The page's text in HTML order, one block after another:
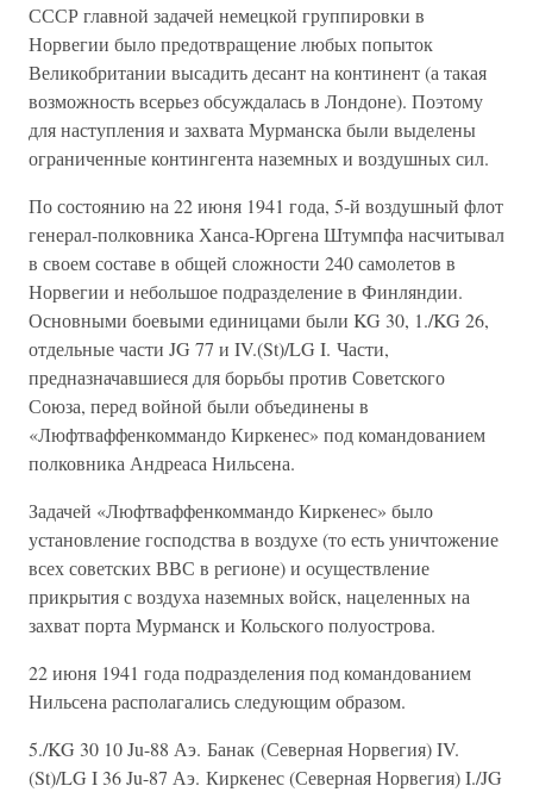
СССР главной задачей немецкой группировки в
Норвегии было предотвращение любых попыток
Великобритании высадить десант на континент (а такая
возможность всерьез обсуждалась в Лондоне). Поэтому
для наступления и захвата Мурманска были выделены
ограниченные контингента наземных и воздушных сил.
По состоянию на 22 июня 1941 года, 5-й воздушный флот
генерал-полковника Ханса-Юргена Штумпфа насчитывал
в своем составе в общей сложности 240 самолетов в
Норвегии и небольшое подразделение в Финляндии.
Основными боевыми единицами были KG 30, 1./KG 26,
отдельные части JG 77 и IV.(St)/LG I. Части,
предназначавшиеся для борьбы против Советского
Союза, перед войной были объединены в
«Люфтваффенкоммандо Киркенес» под командованием
полковника Андреаса Нильсена.
Задачей «Люфтваффенкоммандо Киркенес» было
установление господства в воздухе (то есть уничтожение
всех советских ВВС в регионе) и осуществление
прикрытия с воздуха наземных войск, нацеленных на
захват порта Мурманск и Кольского полуострова.
22 июня 1941 года подразделения под командованием
Нильсена располагались следующим образом.
5./KG 30 10 Ju-88 Аэ. Банак (Северная Норвегия) IV.
(St)/LG I 36 Ju-87 Аэ. Киркенес (Северная Норвегия) I./JG